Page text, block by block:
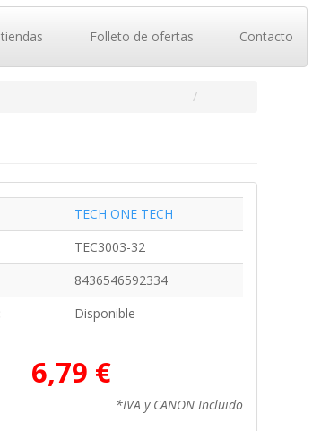
Folleto de ofertas Contacto
TECH ONE TECH
TEC3003-32
8436546592334
Disponible
6,79 €
*IVA y CANON Incluido